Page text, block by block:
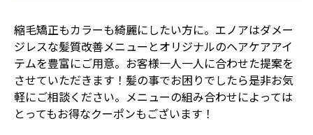
縮毛矯正もカラーも綺麗にしたい方に。エノアはダメー
ジレスな髪質改善メニューとオリジナルのヘアケアアイ
テムを豊富にご用意。お客様一人一人に合わせた提案を
させていただきます！髪の事でお困りでしたら是非お気
軽にご相談ください。メニューの組み合わせによっては
とってもお得なクーポンもございます！